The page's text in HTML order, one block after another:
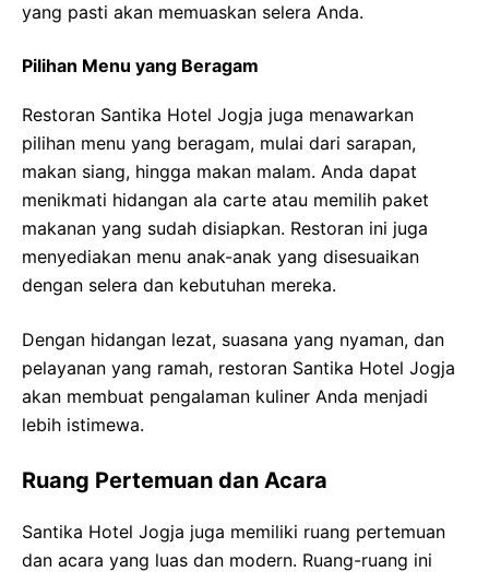
yang pasti akan memuaskan selera Anda.
Pilihan Menu yang Beragam
Restoran Santika Hotel Jogja juga menawarkan
pilihan menu yang beragam, mulai dari sarapan,
makan siang, hingga makan malam. Anda dapat
menikmati hidangan ala carte atau memilih paket
makanan yang sudah disiapkan. Restoran ini juga
menyediakan menu anak-anak yang disesuaikan
dengan selera dan kebutuhan mereka.
Dengan hidangan lezat, suasana yang nyaman, dan
pelayanan yang ramah, restoran Santika Hotel Jogja
akan membuat pengalaman kuliner Anda menjadi
lebih istimewa.
Ruang Pertemuan dan Acara
Santika Hotel Jogja juga memiliki ruang pertemuan
dan acara yang luas dan modern. Ruang-ruang ini